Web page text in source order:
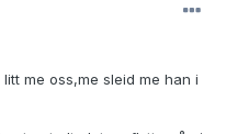
me oss,me sleid me han i